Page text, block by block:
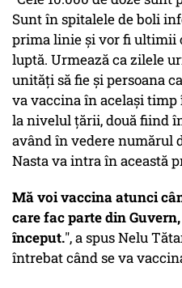
Sunt în spitalele de boli
prima linie și vor fi ultimii
luptă. Urmează ca zilele
unități să fie și persoana
va vaccina în același timp
la nivelul țării, două fiind
având în vedere numărul
Nasta va intra în această
Mă voi vaccina atunci
care fac parte din
început.", a spus Nelu
întrebat când se va